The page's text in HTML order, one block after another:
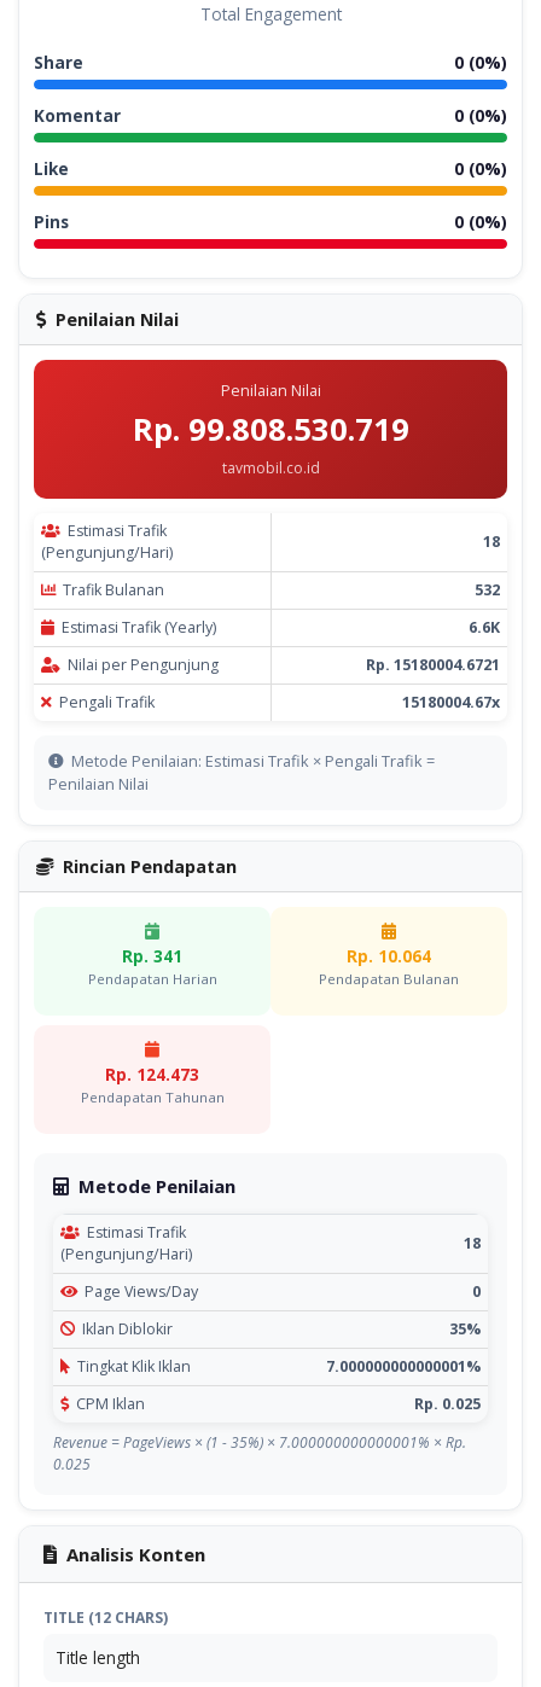
Total Engagement
Share 0 (0%)
Komentar 0 (0%)
Like 0 (0%)
Pins 0 (0%)
Penilaian Nilai
Penilaian Nilai
Rp. 99.808.530.719
tavmobil.co.id
Estimasi Trafik
(Pengunjung/Hari)
18
Trafik Bulanan
532
Estimasi Trafik (Yearly)
6.6K
Nilai per Pengunjung
Rp. 15180004.6721
Pengali Trafik
15180004.67x
Metode Penilaian: Estimasi Trafik × Pengali Trafik =
Penilaian Nilai
Rincian Pendapatan
Rp. 341
Pendapatan Harian
Rp. 10.064
Pendapatan Bulanan
Rp. 124.473
Pendapatan Tahunan
Metode Penilaian
Estimasi Trafik
(Pengunjung/Hari)
18
Page Views/Day
0
Iklan Diblokir
35%
Tingkat Klik Iklan
7.000000000000001%
CPM Iklan
Rp. 0.025
Revenue = PageViews × (1 - 35%) × 7.000000000000001% × Rp.
0.025
Analisis Konten
TITLE (12 CHARS)
Title length